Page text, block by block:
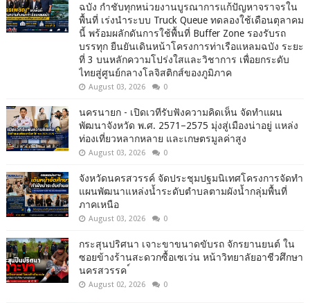
ฉบัง กำชับทุกหน่วยงานบูรณาการแก้ปัญหาจราจรใน
พื้นที่ เร่งนำระบบ Truck Queue ทดลองใช้เดือนตุลาคม
นี้ พร้อมผลักดันการใช้พื้นที่ Buffer Zone รองรับรถ
บรรทุก ยืนยันเดินหน้าโครงการท่าเรือแหลมฉบัง ระยะ
ที่ 3 บนหลักความโปร่งใสและวิชาการ เพื่อยกระดับ
ไทยสู่ศูนย์กลางโลจิสติกส์ของภูมิภาค
August 03, 2026 0
นครนายก - เปิดเวทีรับฟังความคิดเห็น จัดทำแผน
พัฒนาจังหวัด พ.ศ. 2571–2575 มุ่งสู่เมืองน่าอยู่ แหล่ง
ท่องเที่ยวหลากหลาย และเกษตรมูลค่าสูง
August 03, 2026 0
จังหวัดนครสวรรค์ จัดประชุมปฐมนิเทศโครงการจัดทำ
แผนพัฒนาแหล่งน้ำระดับตำบลตามผังน้ำกลุ่มพื้นที่
ภาคเหนือ
August 03, 2026 0
กระสุนปริศนา เจาะขาขนาดขับรถ จักรยานยนต์ ใน
ซอยข้างร้านสะดวกซื้อเซเว่น หน้าวิทยาลัยอาชีวศึกษา
นครสวรรค ์
August 02, 2026 0